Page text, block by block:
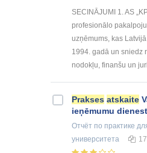
SECINĀJUMI 1. AS
profesionālo
uzņēmums, kas
1994. gadā un sniedz
nodokļu, finanšu un
Prakses atskaite
ieņēmumu
Отчёт по практике
университета
17